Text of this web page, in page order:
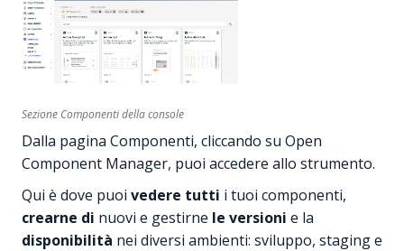
Sezione Componenti della console
Dalla pagina Componenti, cliccando su Open
Component Manager, puoi accedere allo strumento.
Qui è dove puoi vedere tutti i tuoi componenti,
crearne di nuovi e gestirne le versioni e la
disponibilità nei diversi ambienti: sviluppo, staging e